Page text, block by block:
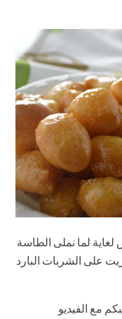
لما نملى الطاسة
على الشربات البارد
مع الفيديو